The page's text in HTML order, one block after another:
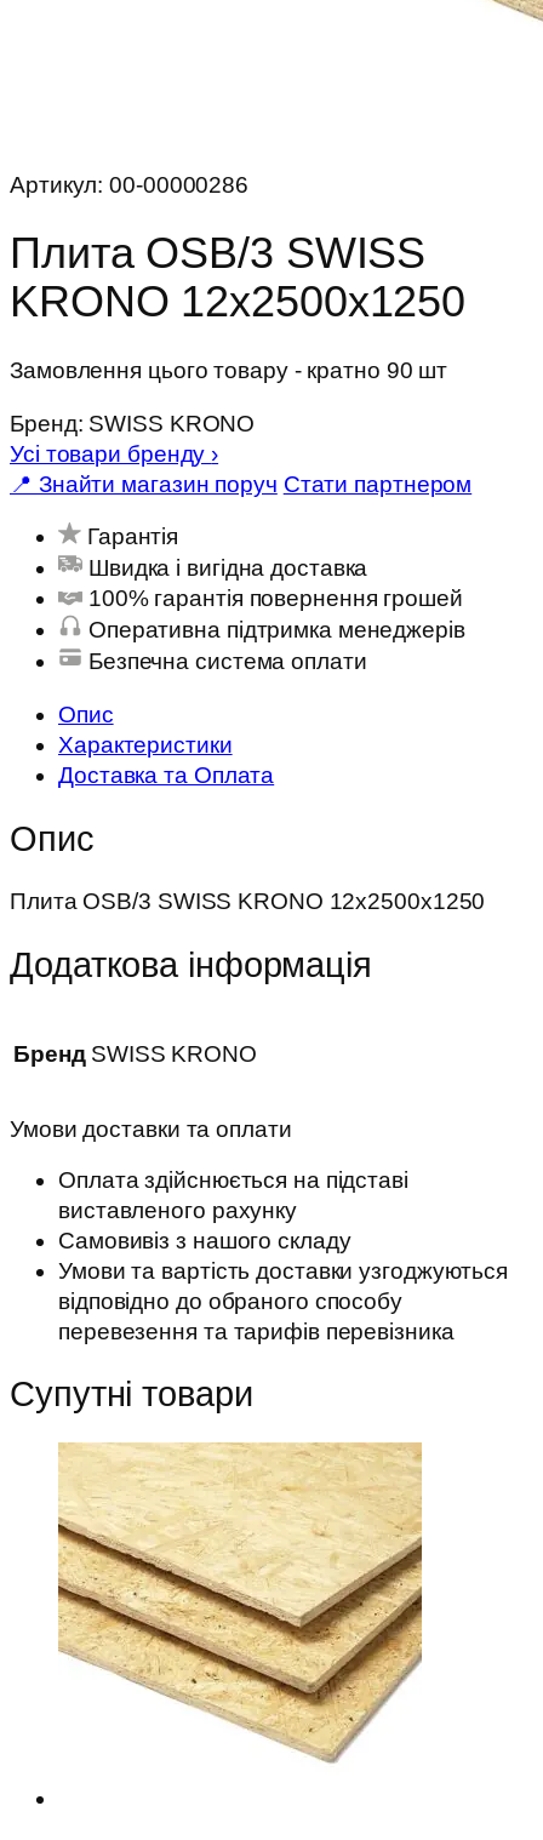
Артикул:00-00000286
Плита OSB/3 SWISS
KRONO 12х2500х1250
Замовлення цього товару - кратно 90 шт
Бренд: SWISS KRONO
Усі товари бренду ›
📍 Знайти магазин поруч Стати партнером
Гарантія
Швидка і вигідна доставка
100% гарантія повернення грошей
Оперативна підтримка менеджерів
Безпечна система оплати
Опис
Характеристики
Доставка та Оплата
Опис
Плита OSB/3 SWISS KRONO 12х2500х1250
Додаткова інформація
Бренд SWISS KRONO
Умови доставки та оплати
Оплата здійснюється на підставі
виставленого рахунку
Самовивіз з нашого складу
Умови та вартість доставки узгоджуються
відповідно до обраного способу
перевезення та тарифів перевізника
Супутні товари